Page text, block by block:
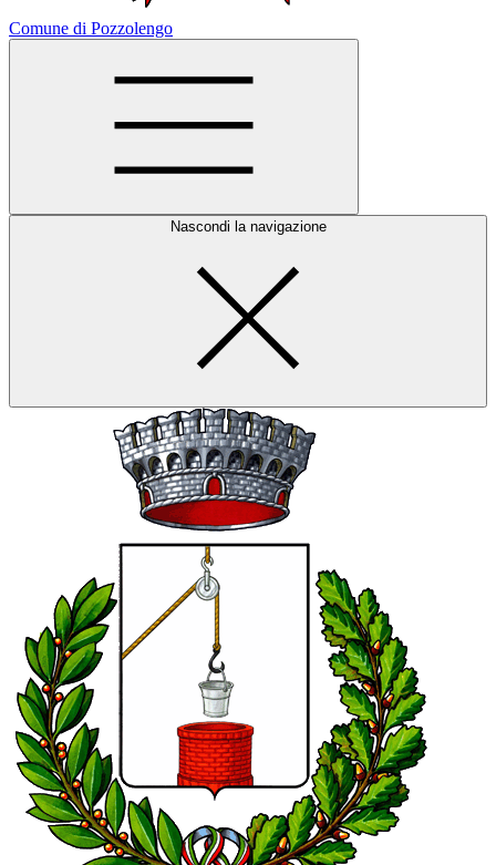
Comune di Pozzolengo
Nascondi la navigazione